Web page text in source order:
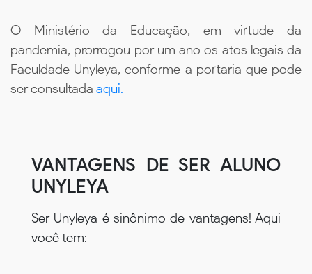
O Ministério da Educação, em virtude da
pandemia, prorrogou por um ano os atos legais da
Faculdade Unyleya, conforme a portaria que pode
ser consultada aqui.
VANTAGENS DE SER ALUNO
UNYLEYA
Ser Unyleya é sinônimo de vantagens! Aqui
você tem: